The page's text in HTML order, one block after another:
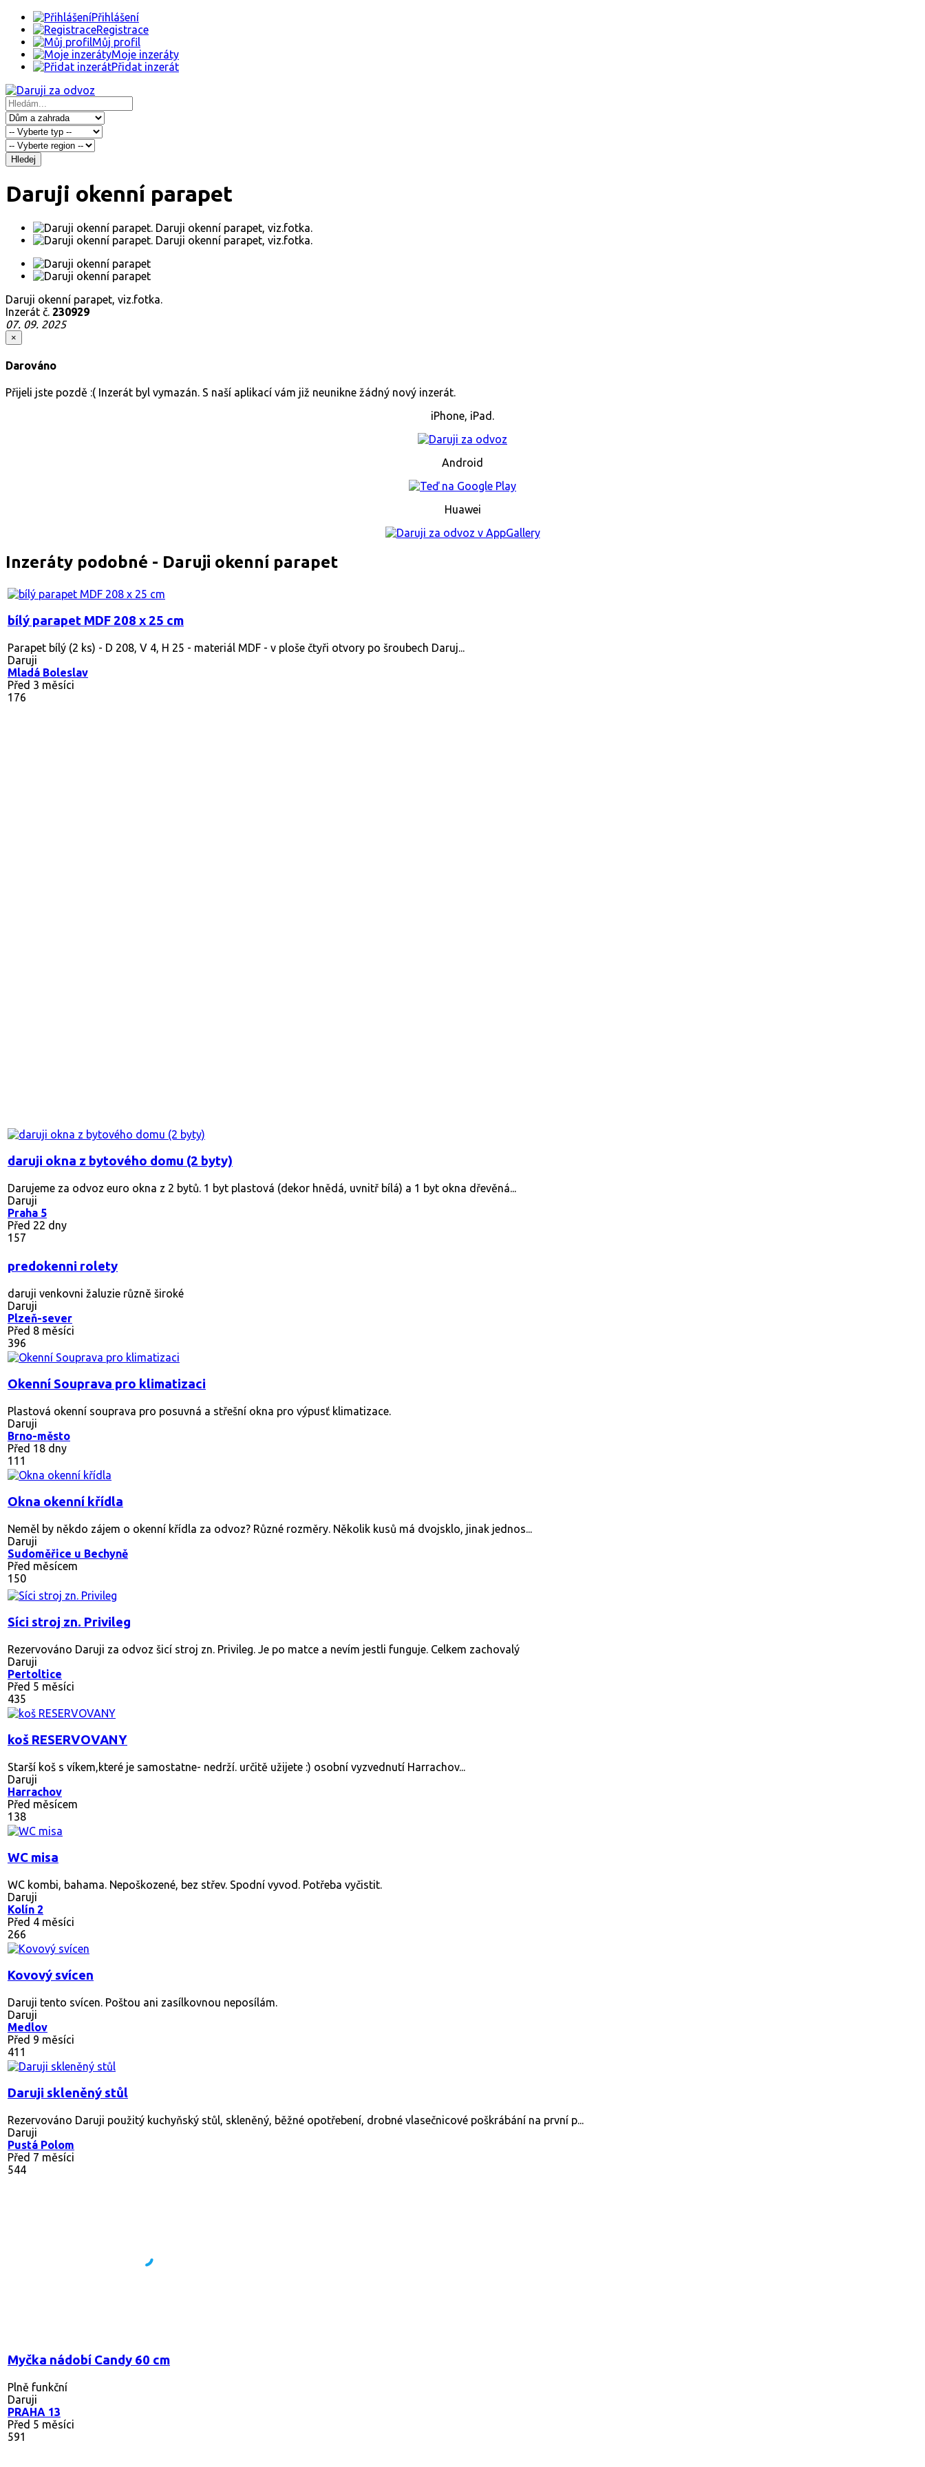
Přihlášení
Registrace
Můj profil
Moje inzeráty
Přidat inzerát
Hledej
Daruji okenní parapet
Daruji okenní parapet, viz.fotka.
Inzerát č. 230929
07. 09. 2025
×
Darováno
Přijeli jste pozdě :( Inzerát byl vymazán. S naší aplikací vám již neunikne žádný nový inzerát.
iPhone, iPad.
Android
Huawei
Inzeráty podobné - Daruji okenní parapet
bílý parapet MDF 208 x 25 cm
Parapet bílý (2 ks) - D 208, V 4, H 25 - materiál MDF - v ploše čtyři otvory po šroubech Daruj...
Daruji
Mladá Boleslav
Před 3 měsíci
176
daruji okna z bytového domu (2 byty)
Darujeme za odvoz euro okna z 2 bytů. 1 byt plastová (dekor hnědá, uvnitř bílá) a 1 byt okna dřevěná...
Daruji
Praha 5
Před 22 dny
157
predokenni rolety
daruji venkovni žaluzie různě široké
Daruji
Plzeň-sever
Před 8 měsíci
396
Okenní Souprava pro klimatizaci
Plastová okenní souprava pro posuvná a střešní okna pro výpusť klimatizace.
Daruji
Brno-město
Před 18 dny
111
Okna okenní křídla
Neměl by někdo zájem o okenní křídla za odvoz? Různé rozměry. Několik kusů má dvojsklo, jinak jednos...
Daruji
Sudoměřice u Bechyně
Před měsícem
150
Síci stroj zn. Privileg
Rezervováno Daruji za odvoz šicí stroj zn. Privileg. Je po matce a nevím jestli funguje. Celkem zachovalý
Daruji
Pertoltice
Před 5 měsíci
435
koš RESERVOVANY
Starší koš s víkem,které je samostatne- nedrží. určitě užijete :) osobní vyzvednutí Harrachov...
Daruji
Harrachov
Před měsícem
138
WC misa
WC kombi, bahama. Nepoškozené, bez střev. Spodní vyvod. Potřeba vyčistit.
Daruji
Kolín 2
Před 4 měsíci
266
Kovový svícen
Daruji tento svícen. Poštou ani zasílkovnou neposílám.
Daruji
Medlov
Před 9 měsíci
411
Daruji skleněný stůl
Rezervováno Daruji použitý kuchyňský stůl, skleněný, běžné opotřebení, drobné vlasečnicové poškrábání na první p...
Daruji
Pustá Polom
Před 7 měsíci
544
Myčka nádobí Candy 60 cm
Plně funkční
Daruji
PRAHA 13
Před 5 měsíci
591